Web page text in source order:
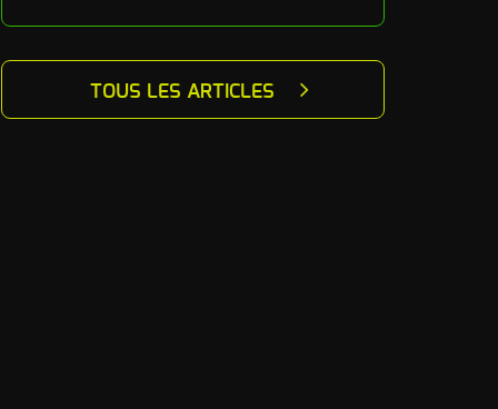
TOUS LES ARTICLES